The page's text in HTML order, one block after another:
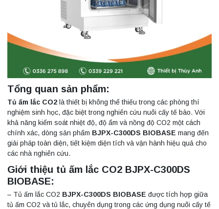
Tổng quan sản phẩm:
Tủ ấm lắc CO2 là thiết bị không thể thiếu trong các phòng thí
nghiệm sinh học, đặc biệt trong nghiên cứu nuôi cấy tế bào. Với
khả năng kiểm soát nhiệt độ, độ ẩm và nồng độ CO2 một cách
chính xác, dòng sản phẩm BJPX-C300DS BIOBASE mang đến
giải pháp toàn diện, tiết kiệm diện tích và vận hành hiệu quả cho
các nhà nghiên cứu.
Giới thiệu tủ ấm lắc CO2 BJPX-C300DS
BIOBASE:
– Tủ ấm lắc CO2 BJPX-C300DS BIOBASE được tích hợp giữa
tủ ấm CO2 và tủ lắc, chuyên dụng trong các ứng dụng nuôi cấy tế